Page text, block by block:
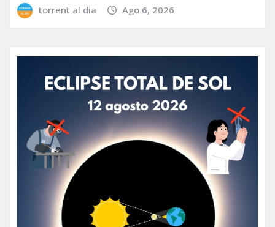
torrent al dia Ago 6, 2026